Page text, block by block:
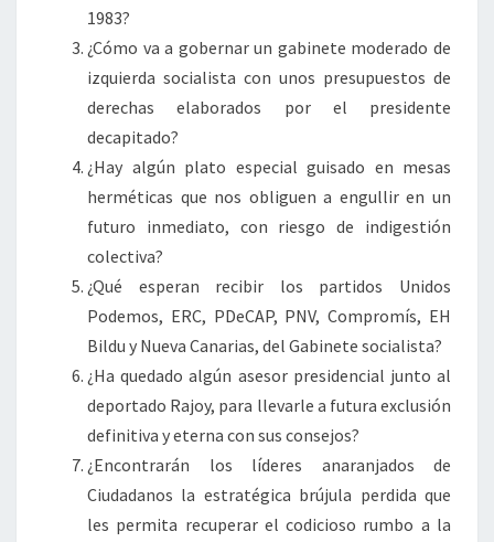
1983?
¿Cómo va a gobernar un gabinete moderado de
izquierda socialista con unos presupuestos de
derechas elaborados por el presidente
decapitado?
¿Hay algún plato especial guisado en mesas
herméticas que nos obliguen a engullir en un
futuro inmediato, con riesgo de indigestión
colectiva?
¿Qué esperan recibir los partidos Unidos
Podemos, ERC, PDeCAP, PNV, Compromís, EH
Bildu y Nueva Canarias, del Gabinete socialista?
¿Ha quedado algún asesor presidencial junto al
deportado Rajoy, para llevarle a futura exclusión
definitiva y eterna con sus consejos?
¿Encontrarán los líderes anaranjados de
Ciudadanos la estratégica brújula perdida que
les permita recuperar el codicioso rumbo a la